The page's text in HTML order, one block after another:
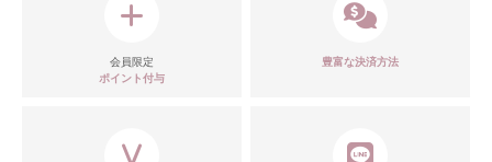
会員限定
ポイント付与
豊富な決済方法